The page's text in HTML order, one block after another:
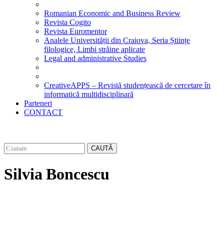
Romanian Economic and Business Review
Revista Cogito
Revista Euromentor
Analele Universității din Craiova, Seria Științe
filologice, Limbi străine aplicate
Legal and administrative Studies
CreativeAPPS – Revistă studențească de cercetare în
informatică multidisciplinară
Parteneri
CONTACT
CAUTĂ
Silvia Boncescu